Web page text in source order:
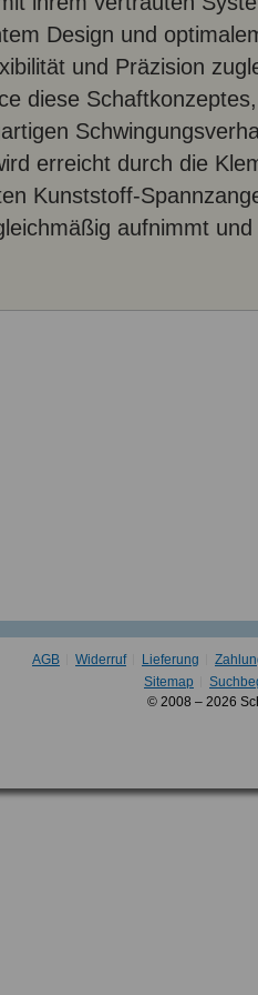
Design und
und Präzision
diese
erreicht durch die
Kunststoff-
aufnimmt
AGB Widerruf Lieferung
Sitemap
© 2008 – 2026